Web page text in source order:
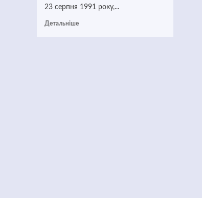
23 серпня 1991 року,...
Детальніше